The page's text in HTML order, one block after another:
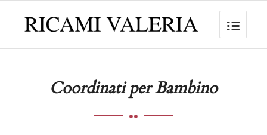
Coordinati per Bambino